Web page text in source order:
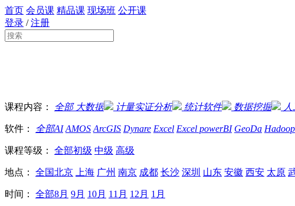
首页 会员课 精品课 现场班 公开课
登录 /注册
课程内容： 全部大数据 计量实证分析 统计软件 数据挖掘
软件： 全部AI AMOS ArcGIS Dynare Excel Excel powerBI GeoDa Hadoop
课程等级： 全部初级 中级 高级
地点： 全国北京 上海 广州 南京 成都 长沙 深圳 山东 安徽 西安 太原
时间： 全部8月 9月 10月 11月 12月 1月